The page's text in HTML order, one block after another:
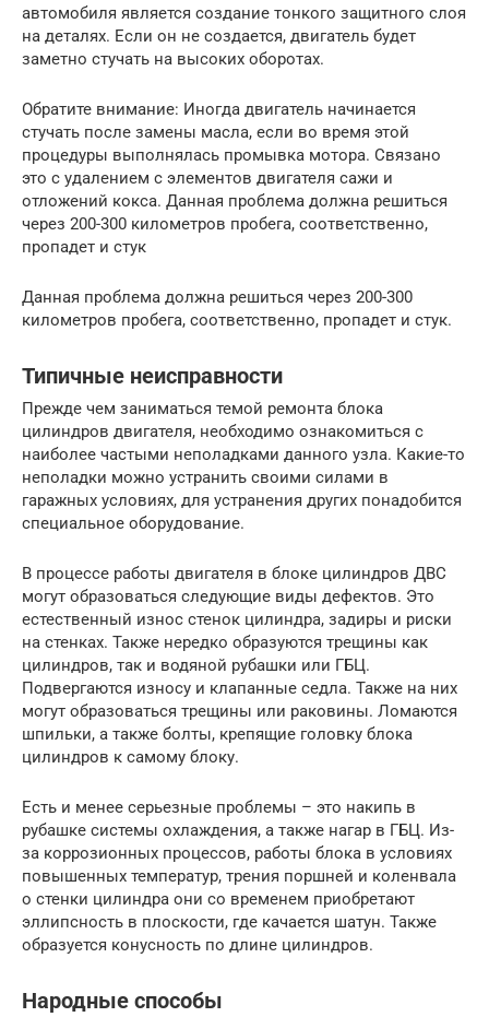
автомобиля является создание тонкого защитного слоя
на деталях. Если он не создается, двигатель будет
заметно стучать на высоких оборотах.
Обратите внимание: Иногда двигатель начинается
стучать после замены масла, если во время этой
процедуры выполнялась промывка мотора. Связано
это с удалением с элементов двигателя сажи и
отложений кокса. Данная проблема должна решиться
через 200-300 километров пробега, соответственно,
пропадет и стук
Данная проблема должна решиться через 200-300
километров пробега, соответственно, пропадет и стук.
Типичные неисправности
Прежде чем заниматься темой ремонта блока
цилиндров двигателя, необходимо ознакомиться с
наиболее частыми неполадками данного узла. Какие-то
неполадки можно устранить своими силами в
гаражных условиях, для устранения других понадобится
специальное оборудование.
В процессе работы двигателя в блоке цилиндров ДВС
могут образоваться следующие виды дефектов. Это
естественный износ стенок цилиндра, задиры и риски
на стенках. Также нередко образуются трещины как
цилиндров, так и водяной рубашки или ГБЦ.
Подвергаются износу и клапанные седла. Также на них
могут образоваться трещины или раковины. Ломаются
шпильки, а также болты, крепящие головку блока
цилиндров к самому блоку.
Есть и менее серьезные проблемы – это накипь в
рубашке системы охлаждения, а также нагар в ГБЦ. Из-
за коррозионных процессов, работы блока в условиях
повышенных температур, трения поршней и коленвала
о стенки цилиндра они со временем приобретают
эллипсность в плоскости, где качается шатун. Также
образуется конусность по длине цилиндров.
Народные способы